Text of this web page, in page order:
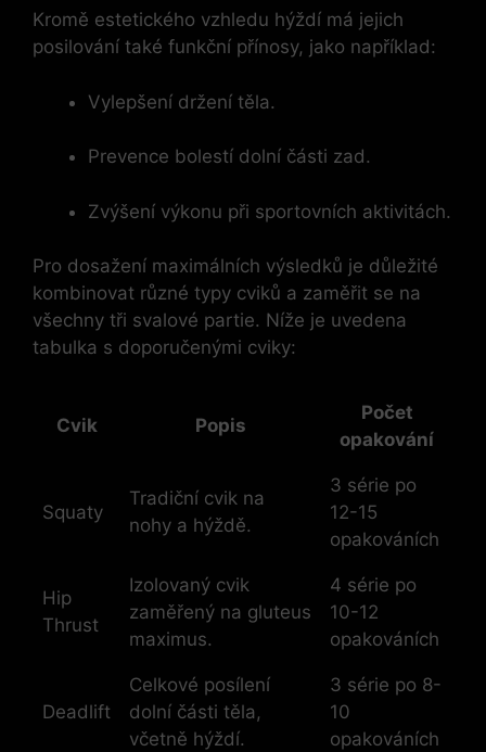
Kromě estetického ⁣vzhledu hýždí‍ má jejich
posilování také‌ funkční přínosy, jako například:
Vylepšení držení těla.
Prevence bolestí dolní části zad.
Zvýšení výkonu při sportovních aktivitách.
Pro dosažení maximálních výsledků je důležité
kombinovat různé typy cviků a zaměřit se ⁤na
všechny tři svalové partie. Níže je uvedena
‌tabulka s doporučenými cviky:
Cvik Popis
Počet
opakování
Squaty
Tradiční⁤ cvik na⁣
nohy a hýždě.
3 série po
12-15
opakováních
Hip
Thrust
Izolovaný cvik
⁢zaměřený na gluteus
maximus.
4 série po
10-12
opakováních
Deadlift
Celkové posílení
dolní části ​těla,
včetně ⁢hýždí.
3 série po 8-
10
opakováních